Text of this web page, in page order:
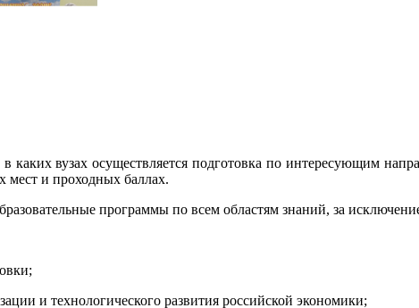
каких вузах осуществляется подготовка по интересующим
мест и проходных баллах.
программы по всем областям знаний, за
и технологического развития российской экономики;